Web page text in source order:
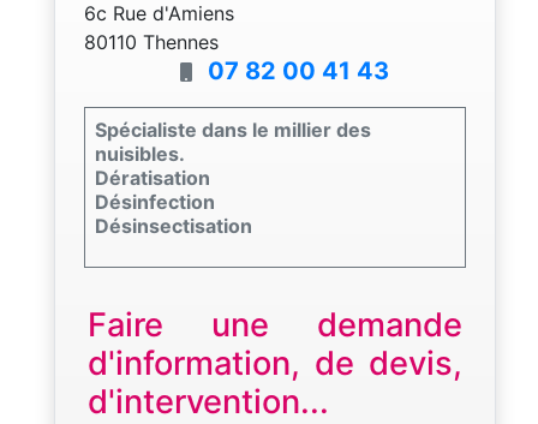
6c Rue d'Amiens
80110 Thennes
07 82 00 41 43
Spécialiste dans le millier des
nuisibles.
Dératisation
Désinfection
Désinsectisation
Faire une demande
d'information, de devis,
d'intervention...